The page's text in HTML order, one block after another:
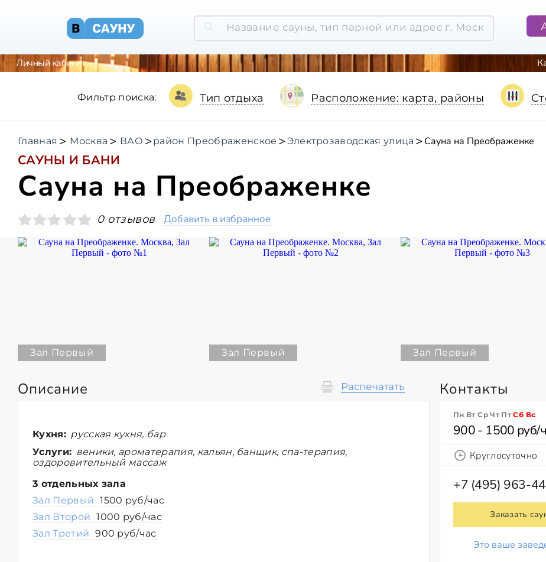
Личный кабинет
Фильтр поиска: Тип отдыха Расположение: карта, районы
Главная Москва ВАО район Преображенское Электрозаводская улица Сауна на Преображенке
САУНЫ И БАНИ
Сауна на Преображенке
0 отзывов Добавить в избранное
Зал Первый Зал Первый Зал Первый
Описание Распечатать
Кухня: русская кухня, бар
Услуги: веники, ароматерапия, кальян, банщик, спа-терапия,
оздоровительный массаж
3 отдельных зала
Зал Первый 1500 руб/час
Зал Второй 1000 руб/час
Зал Третий 900 руб/час
Контакты
Пн Вт Ср Чт ПтСб Вс
900 - 1500 руб/
Круглосуточно
+7 (495) 963-
Заказать
Это ваше